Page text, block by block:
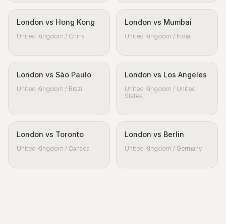
London vs Hong Kong
United Kingdom / China
London vs Mumbai
United Kingdom / India
London vs São Paulo
United Kingdom / Brazil
London vs Los Angeles
United Kingdom / United
States
London vs Toronto
United Kingdom / Canada
London vs Berlin
United Kingdom / Germany